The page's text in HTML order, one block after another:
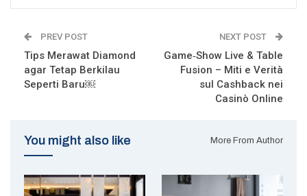
PREV POST
Tips Merawat Diamond
agar Tetap Berkilau
Seperti Baru￼
NEXT POST
Game‑Show Live & Table
Fusion – Miti e Verità
sul Cashback nei
Casinò Online
You might also like More From Author